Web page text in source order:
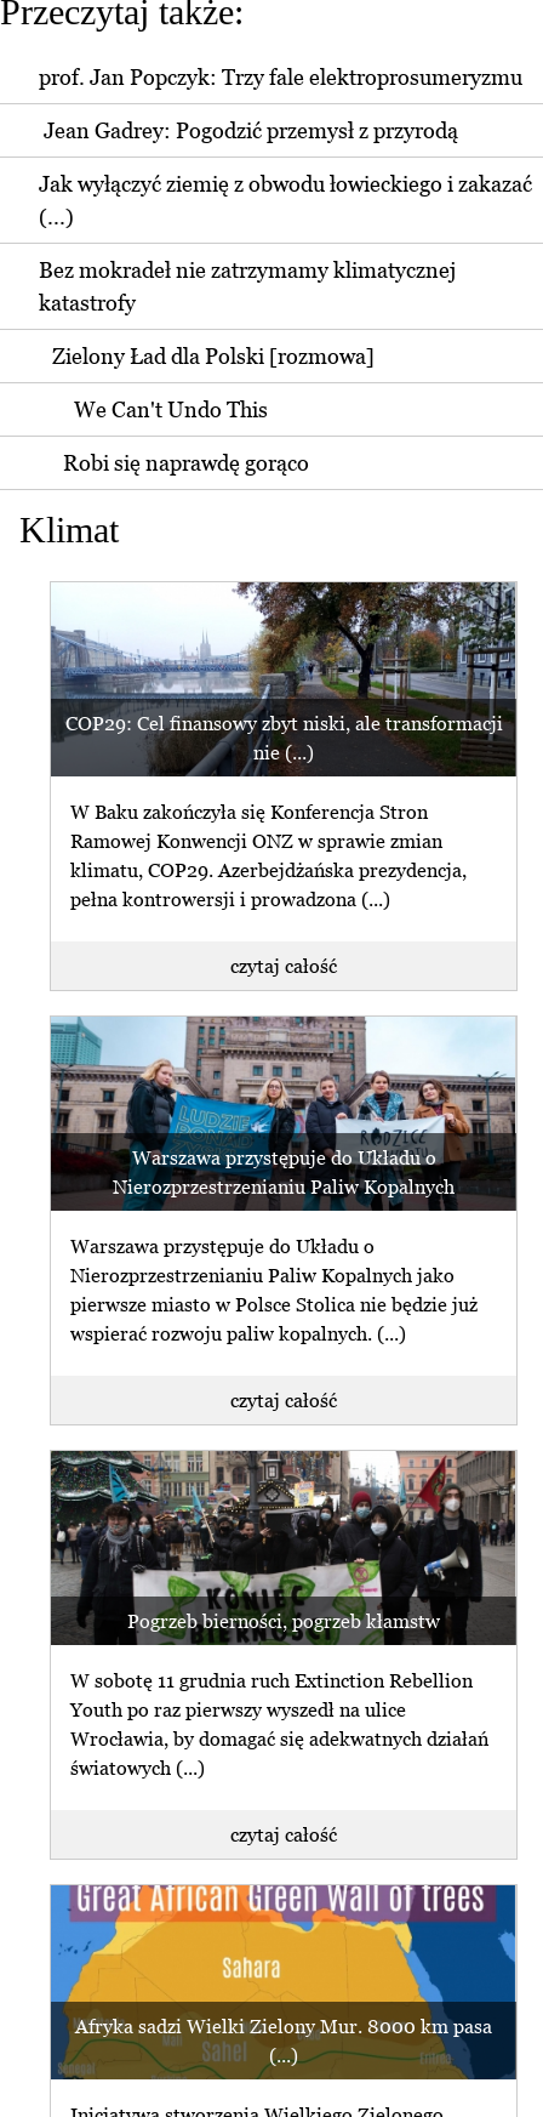
Przeczytaj także:
prof. Jan Popczyk: Trzy fale elektroprosumeryzmu
Jean Gadrey: Pogodzić przemysł z przyrodą
Jak wyłączyć ziemię z obwodu łowieckiego i zakazać
(...)
Bez mokradeł nie zatrzymamy klimatycznej
katastrofy
Zielony Ład dla Polski [rozmowa]
We Can't Undo This
Robi się naprawdę gorąco
Klimat
COP29: Cel finansowy zbyt niski, ale transformacji
nie (...)
W Baku zakończyła się Konferencja Stron
Ramowej Konwencji ONZ w sprawie zmian
klimatu, COP29. Azerbejdżańska prezydencja,
pełna kontrowersji i prowadzona (...)
czytaj całość
Warszawa przystępuje do Układu o
Nierozprzestrzenianiu Paliw Kopalnych
Warszawa przystępuje do Układu o
Nierozprzestrzenianiu Paliw Kopalnych jako
pierwsze miasto w Polsce Stolica nie będzie już
wspierać rozwoju paliw kopalnych. (...)
czytaj całość
Pogrzeb bierności, pogrzeb kłamstw
W sobotę 11 grudnia ruch Extinction Rebellion
Youth po raz pierwszy wyszedł na ulice
Wrocławia, by domagać się adekwatnych działań
światowych (...)
czytaj całość
Afryka sadzi Wielki Zielony Mur. 8000 km pasa
(...)